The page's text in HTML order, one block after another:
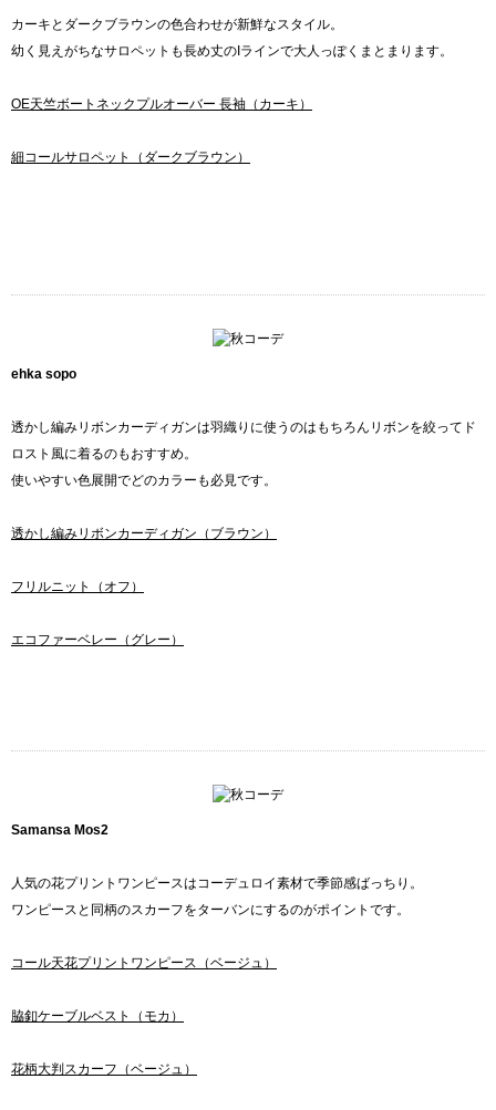
カーキとダークブラウンの色合わせが新鮮なスタイル。
幼く見えがちなサロペットも長め丈のIラインで大人っぽくまとまります。
OE天竺ボートネックプルオーバー 長袖（カーキ）
細コールサロペット（ダークブラウン）
ehka sopo
透かし編みリボンカーディガンは羽織りに使うのはもちろんリボンを絞ってド
ロスト風に着るのもおすすめ。
使いやすい色展開でどのカラーも必見です。
透かし編みリボンカーディガン（ブラウン）
フリルニット（オフ）
エコファーベレー（グレー）
Samansa Mos2
人気の花プリントワンピースはコーデュロイ素材で季節感ばっちり。
ワンピースと同柄のスカーフをターバンにするのがポイントです。
コール天花プリントワンピース（ベージュ）
脇釦ケーブルベスト（モカ）
花柄大判スカーフ（ベージュ）